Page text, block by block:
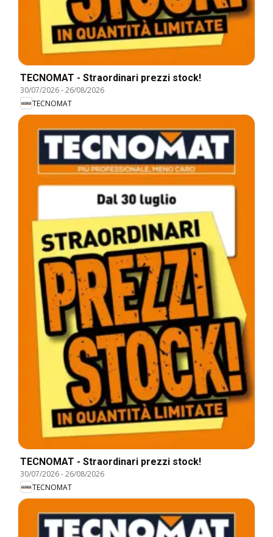
TECNOMAT - Straordinari prezzi stock!
30/07/2026-26/08/2026
TECNOMAT
TECNOMAT - Straordinari prezzi stock!
30/07/2026-26/08/2026
TECNOMAT